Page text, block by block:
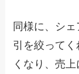
同様に、シ
引を絞って
くなり、売